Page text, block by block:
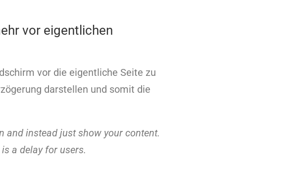
vor eigentlichen
vor die eigentliche Seite zu
darstellen und somit die
and instead just show your content.
a delay for users.